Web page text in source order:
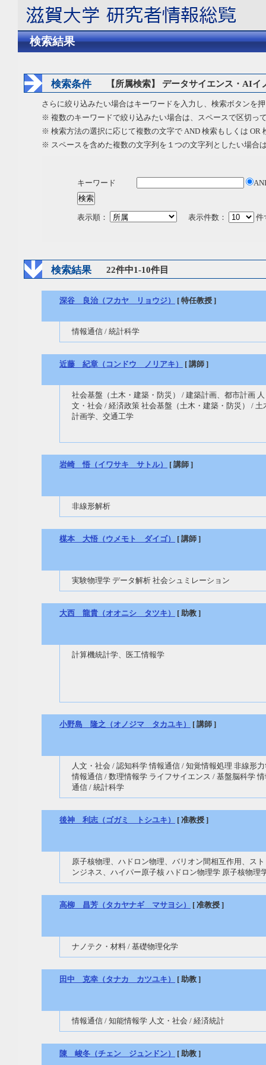
検索結果
検索条件 【所属検索】 データサイエンス・AI
さらに絞り込みたい場合はキーワードを入力し、検索ボタンを
※ 複数のキーワードで絞り込みたい場合は、スペースで区切っ
※ 検索方法の選択に応じて複数の文字で AND 検索もしくは OR
※ スペースを含めた複数の文字列を１つの文字列としたい場合
キーワード
表示順： 表示件数： 件
検索結果 22件中1-10件目
深谷 良治（フカヤ リョウジ） [ 特任教授 ]
情報通信 / 統計科学
近藤 紀章（コンドウ ノリアキ） [ 講師 ]
社会基盤（土木・建築・防災） / 建築計画、都市計画 人
文・社会 / 経済政策 社会基盤（土木・建築・防災） / 土
計画学、交通工学
岩崎 悟（イワサキ サトル） [ 講師 ]
非線形解析
楳本 大悟（ウメモト ダイゴ） [ 講師 ]
実験物理学 データ解析 社会シュミレーション
大西 龍貴（オオニシ タツキ） [ 助教 ]
計算機統計学、医工情報学
小野島 隆之（オノジマ タカユキ） [ 講師 ]
人文・社会 / 認知科学 情報通信 / 知覚情報処理 非線形
情報通信 / 数理情報学 ライフサイエンス / 基盤脳科学
通信 / 統計科学
後神 利志（ゴガミ トシユキ） [ 准教授 ]
原子核物理、ハドロン物理、バリオン間相互作用、ス
ンジネス、ハイパー原子核 ハドロン物理学 原子核物理
高柳 昌芳（タカヤナギ マサヨシ） [ 准教授 ]
ナノテク・材料 / 基礎物理化学
田中 克幸（タナカ カツユキ） [ 助教 ]
情報通信 / 知能情報学 人文・社会 / 経済統計
陳 峻冬（チェン ジュンドン） [ 助教 ]